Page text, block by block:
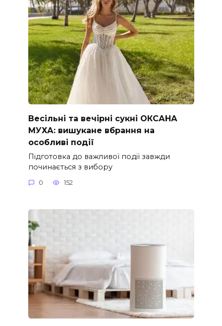
Весільні та вечірні сукні ОКСАНА
МУХА: вишукане вбрання на
особливі події
Підготовка до важливої події завжди
починається з вибору
0 152